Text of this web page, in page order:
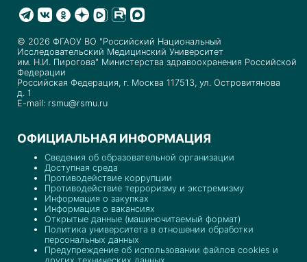
© 2026 ФГАОУ ВО "Российский Национальный
Исследовательский Медицинский Университет
им. Н.И. Пирогова" Министерства здравоохранения Российской
Федерации
Российская Федерация, г. Москва 117513, ул. Островитянова
д. 1
E-mail: rsmu@rsmu.ru
ОФИЦИАЛЬНАЯ ИНФОРМАЦИЯ
Сведения об образовательной организации
Доступная среда
Противодействие коррупции
Противодействие терроризму и экстремизму
Информация о закупках
Информация о вакансиях
Открытые данные (машиночитаемый формат)
Политика университета в отношении обработки
персональных данных
Предупреждение об использовании файлов cookies и